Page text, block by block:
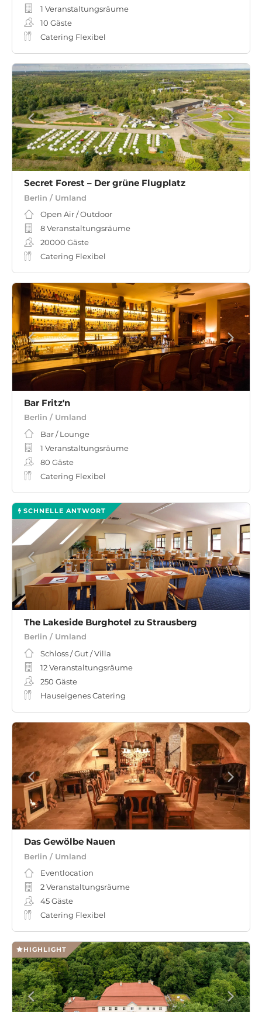
1 Veranstaltungsräume
10 Gäste
Catering Flexibel
Secret Forest – Der grüne Flugplatz
Berlin / Umland
Open Air / Outdoor
8 Veranstaltungsräume
20000 Gäste
Catering Flexibel
Bar Fritz'n
Berlin / Umland
Bar / Lounge
1 Veranstaltungsräume
80 Gäste
Catering Flexibel
SCHNELLE ANTWORT
The Lakeside Burghotel zu Strausberg
Berlin / Umland
Schloss / Gut / Villa
12 Veranstaltungsräume
250 Gäste
Hauseigenes Catering
Das Gewölbe Nauen
Berlin / Umland
Eventlocation
2 Veranstaltungsräume
45Gäste
Catering Flexibel
HIGHLIGHT